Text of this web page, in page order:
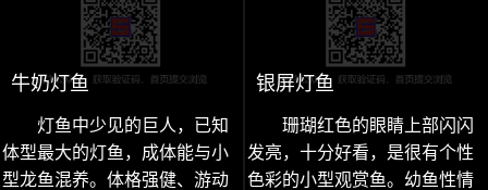
牛奶灯鱼
灯鱼中少见的巨人，已知
体型最大的灯鱼，成体能与小
型龙鱼混养。体格强健、游动
银屏灯鱼
珊瑚红色的眼睛上部闪闪
发亮，十分好看，是很有个性
色彩的小型观赏鱼。幼鱼性情